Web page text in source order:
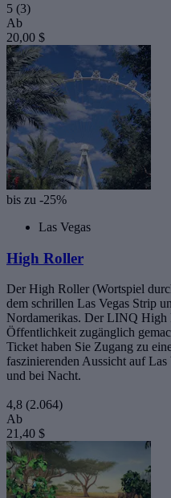
5 (3)
Ab
20,00 $
bis zu -25%
Las Vegas
High Roller
Der High Roller (Wortspiel
dem schrillen Las Vegas Strip
Nordamerikas. Der LINQ
Öffentlichkeit zugänglich
Ticket haben Sie Zugang zu
faszinierenden Aussicht auf
und bei Nacht.
4,8 (2.064)
Ab
21,40 $